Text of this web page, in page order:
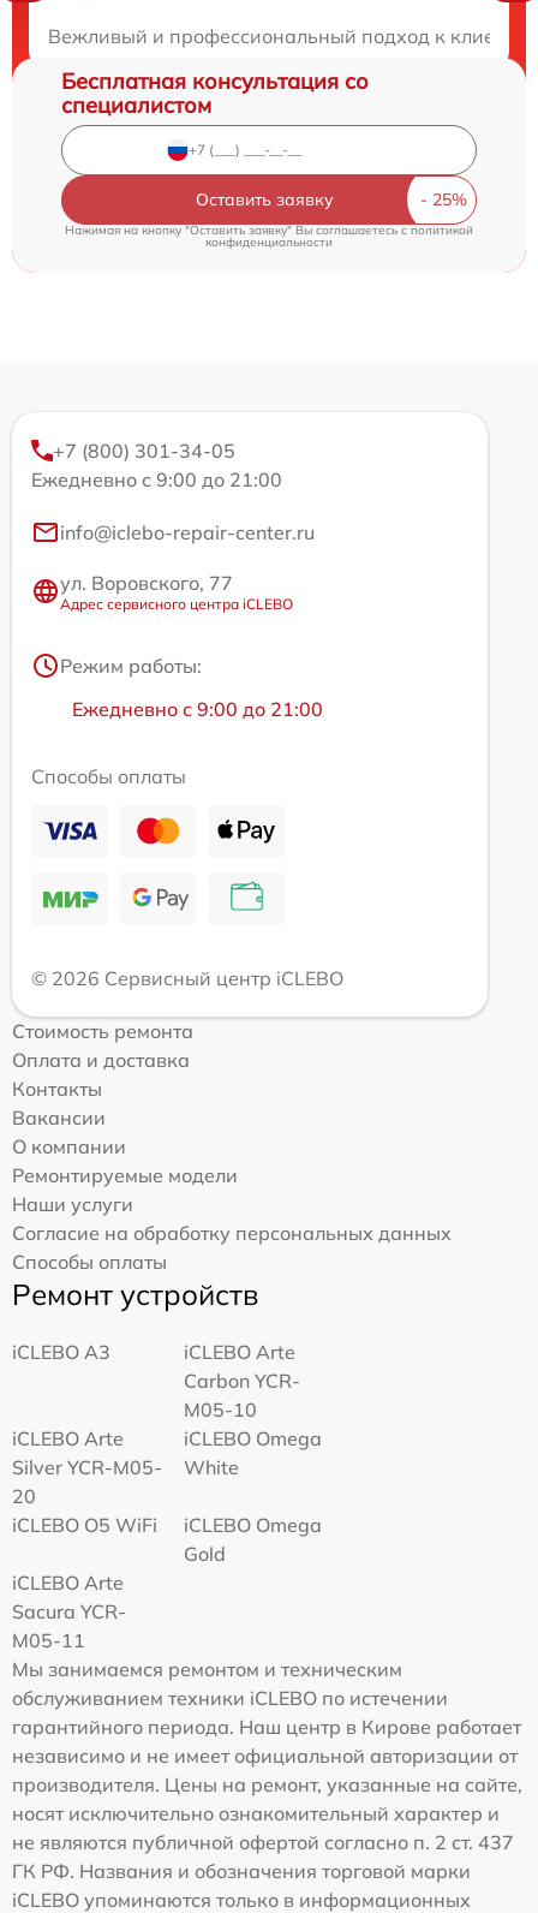
Вежливый и профессиональный подход к
Бесплатная консультация со
специалистом
Оставить заявку
Нажимая на кнопку "Оставить заявку" Вы соглашаетесь cполитикой
конфиденциальности
+7 (800) 301-34-05
Ежедневно с 9:00 до 21:00
info@iclebo-repair-center.ru
ул. Воровского, 77
Адрес сервисного центра iCLEBO
Режим работы:
Ежедневно с 9:00 до 21:00
Способы оплаты
© 2026 Сервисный центр iCLEBO
Стоимость ремонта
Оплата и доставка
Контакты
Вакансии
О компании
Ремонтируемые модели
Наши услуги
Согласие на обработку персональных данных
Способы оплаты
Ремонт устройств
iCLEBO A3
iCLEBO Arte
Carbon YCR-
M05-10
iCLEBO Arte
Silver YCR-M05-
20
iCLEBO Omega
White
iCLEBO O5 WiFi
iCLEBO Omega
Gold
iCLEBO Arte
Sacura YCR-
M05-11
Мы занимаемся ремонтом и техническим
обслуживанием техники iCLEBO по истечении
гарантийного периода. Наш центр в Кирове работает
независимо и не имеет официальной авторизации от
производителя. Цены на ремонт, указанные на сайте,
носят исключительно ознакомительный характер и
не являются публичной офертой согласно п. 2 ст. 437
ГК РФ. Названия и обозначения торговой марки
iCLEBO упоминаются только в информационных